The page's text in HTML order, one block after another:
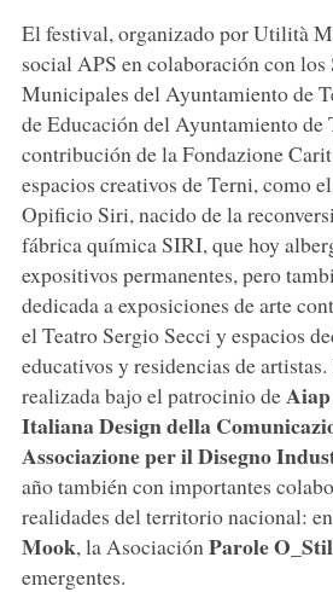
El festival, organizado por Utilità
social APS en colaboración con
Municipales del Ayuntamiento de
de Educación del Ayuntamiento de
contribución de la Fondazione
espacios creativos de Terni, como
Opificio Siri, nacido de la
fábrica química SIRI, que hoy
expositivos permanentes, pero
dedicada a exposiciones de arte
el Teatro Sergio Secci y espacios
educativos y residencias de
realizada bajo el patrocinio de
Italiana Design della
Associazione per il Disegno
año también con importantes
realidades del territorio nacional:
Mook, la Asociación Parole
emergentes.